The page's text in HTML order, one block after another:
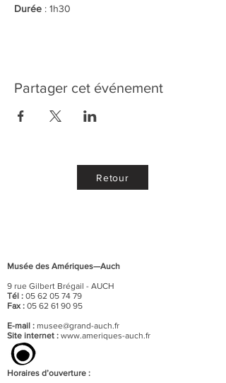
Durée : 1h30
Partager cet événement
Retour
Musée des Amériques—Auch
9 rue Gilbert Brégail - AUCH
Tél : 05 62 05 74 79
Fax : 05 62 61 90 95
E-mail : musee@grand-auch.fr
Site internet : www.ameriques-auch.fr
Horaires d’ouverture :